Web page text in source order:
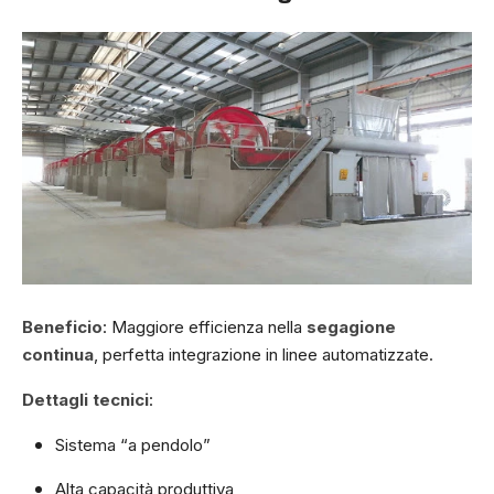
Beneficio: Maggiore efficienza nella segagione
continua, perfetta integrazione in linee automatizzate.
Dettagli tecnici:
Sistema “a pendolo”
Alta capacità produttiva